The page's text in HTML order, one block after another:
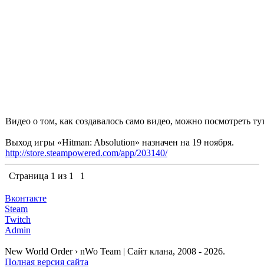
Видео о том, как создавалось само видео, можно посмотреть
Выход игры «Hitman: Absolution» назначен на 19 ноября.
http://store.steampowered.com/app/203140/
Страница 1 из 1 1
Вконтакте
Steam
Twitch
Admin
New World Order › nWo Team | Сайт клана, 2008 - 2026.
Полная версия сайта